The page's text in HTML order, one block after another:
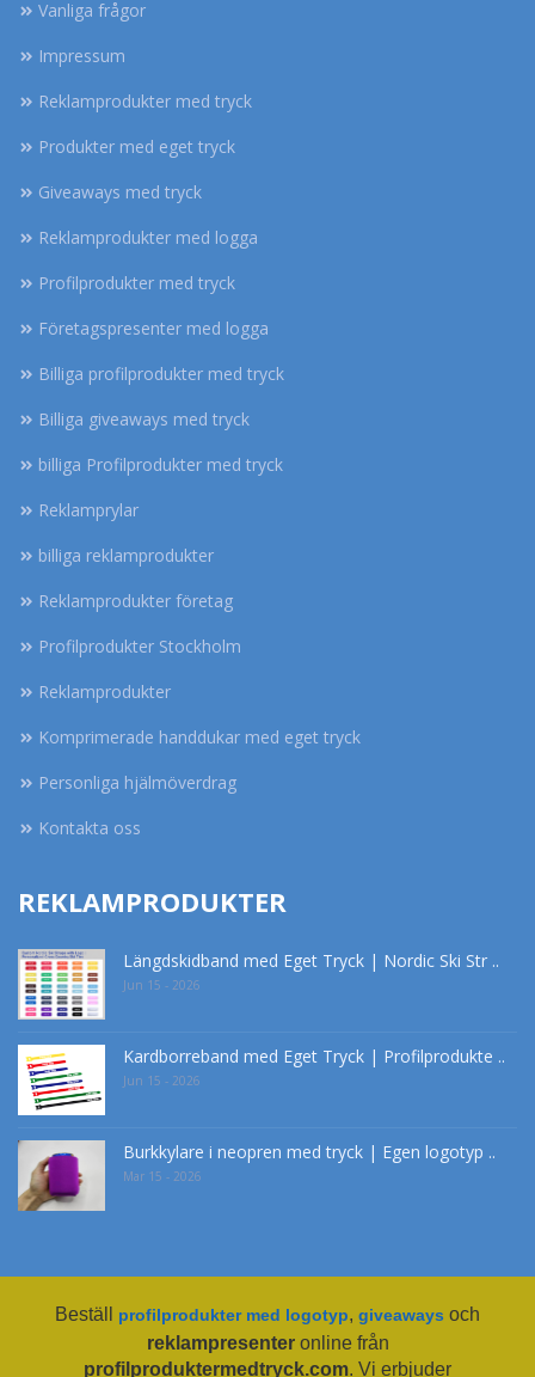
Vanliga frågor
Impressum
Reklamprodukter med tryck
Produkter med eget tryck
Giveaways med tryck
Reklamprodukter med logga
Profilprodukter med tryck
Företagspresenter med logga
Billiga profilprodukter med tryck
Billiga giveaways med tryck
billiga Profilprodukter med tryck
Reklamprylar
billiga reklamprodukter
Reklamprodukter företag
Profilprodukter Stockholm
Reklamprodukter
Komprimerade handdukar med eget tryck
Personliga hjälmöverdrag
Kontakta oss
REKLAMPRODUKTER
Längdskidband med Eget Tryck | Nordic Ski Str ..
Jun 15 - 2026
Kardborreband med Eget Tryck | Profilprodukte ..
Jun 15 - 2026
Burkkylare i neopren med tryck | Egen logotyp ..
Mar 15 - 2026
Beställ profilprodukter med logotyp, giveaways och
reklampresenteronline från
profilproduktermedtryck.com. Vi erbjuder